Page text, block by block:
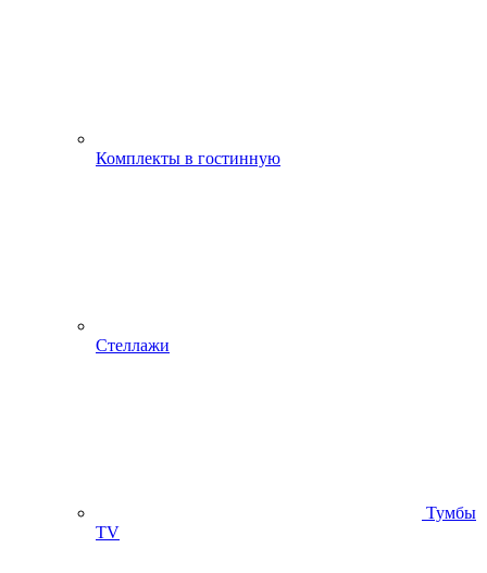
Комплекты в гостинную
Стеллажи
Тумбы
ТV